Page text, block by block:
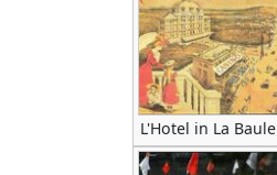
L'Hotel in La Baule